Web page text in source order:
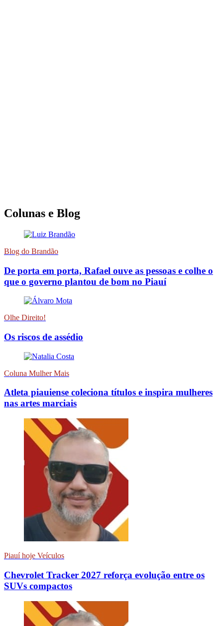
Colunas e Blog
Blog do Brandão
De porta em porta, Rafael ouve as pessoas e colhe o
que o governo plantou de bom no Piauí
Olhe Direito!
Os riscos de assédio
Coluna Mulher Mais
Atleta piauiense coleciona títulos e inspira mulheres
nas artes marciais
Piauí hoje Veículos
Chevrolet Tracker 2027 reforça evolução entre os
SUVs compactos